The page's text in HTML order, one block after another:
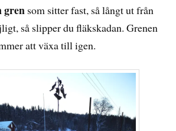
gren som sitter fast, så långt ut från
så slipper du fläkskadan. Grenen
att växa till igen.